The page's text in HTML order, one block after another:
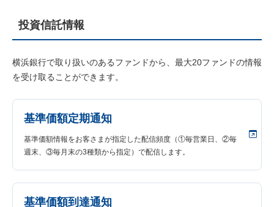
投資信託情報
横浜銀行で取り扱いのあるファンドから、最大20ファンドの情報
を受け取ることができます。
基準価額定期通知
基準価額情報をお客さまが指定した配信頻度（①毎営業日、②毎
週末、③毎月末の3種類から指定）で配信します。
基準価額到達通知